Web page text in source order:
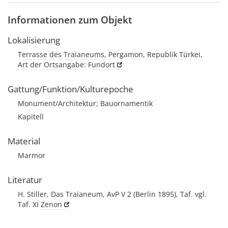
Informationen zum Objekt
Lokalisierung
Terrasse des Traianeums, Pergamon, Republik Türkei,
Art der Ortsangabe: Fundort
Gattung/Funktion/Kulturepoche
Monument/Architektur; Bauornamentik
Kapitell
Material
Marmor
Literatur
H. Stiller, Das Traianeum, AvP V 2 (Berlin 1895), Taf. vgl.
Taf. XI Zenon